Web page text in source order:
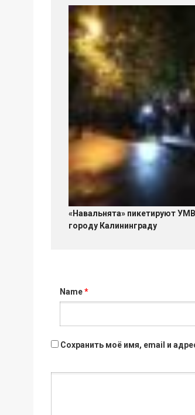
«Навальнята» пикетируют
городу Калининграду
Name*
Сохранить моё имя, email и